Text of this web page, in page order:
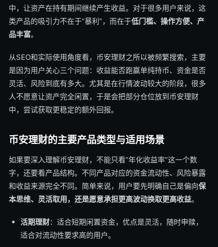
中，让资产在持有期间继续产生收益。对于很多用户来说，这
类产品的吸引力不在于“暴利”，而在于低门槛、操作方便、产
品丰富。
从SEO和实际使用角度看，币安理财之所以被频繁搜索，主要
是因为用户关心三个问题：收益能否跑赢单纯持币、资金是否
灵活、风险到底有多大。尤其是在行情波动较大的阶段，很多
人不愿意让资产完全闲置，于是会把部分仓位放到币安理财
中，尝试获取更稳定的额外回报。
币安理财的主要产品类型与适用场景
如果要深入理解币安理财，不能只看“年化收益率”这一个数
字，还要看产品结构。不同产品对应的资金流动性、风险暴露
和收益来源完全不同。简单来说，用户要先明确自己是偏向保
本思维、灵活取用，还是愿意承担更高波动换取更高收益。
活期理财：适合短期闲置资金，优点是灵活，随时申赎，
适合对流动性要求高的用户。